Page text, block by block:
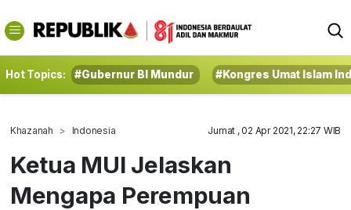
Hot Topics: #Gubernur BI Mundur #Kongres Umat Islam
Khazanah Indonesia Jumat , 02 Apr 2021, 22:27 WIB
Ketua MUI Jelaskan
Mengapa Perempuan